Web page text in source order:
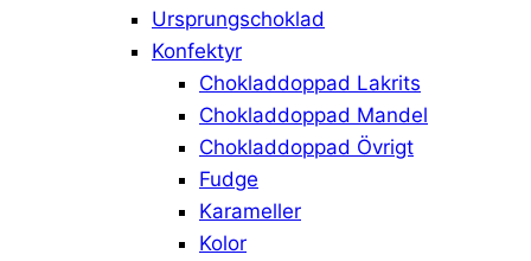
Ursprungschoklad
Konfektyr
Chokladdoppad Lakrits
Chokladdoppad Mandel
Chokladdoppad Övrigt
Fudge
Karameller
Kolor